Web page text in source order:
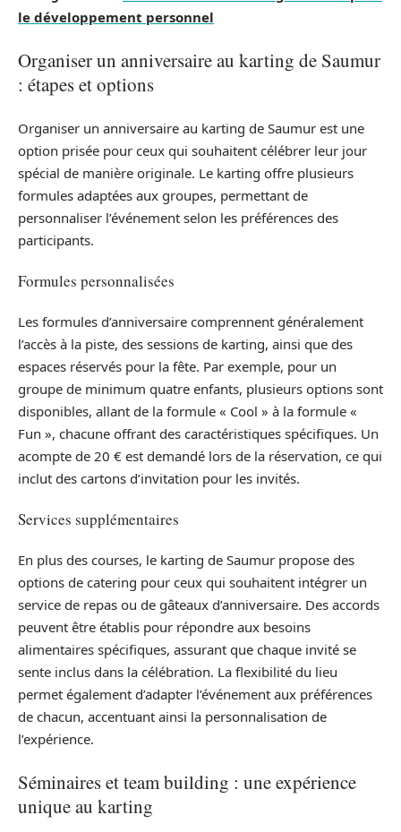
le développement personnel
Organiser un anniversaire au karting de Saumur
: étapes et options
Organiser un anniversaire au karting de Saumur est une
option prisée pour ceux qui souhaitent célébrer leur jour
spécial de manière originale. Le karting offre plusieurs
formules adaptées aux groupes, permettant de
personnaliser l’événement selon les préférences des
participants.
Formules personnalisées
Les formules d’anniversaire comprennent généralement
l’accès à la piste, des sessions de karting, ainsi que des
espaces réservés pour la fête. Par exemple, pour un
groupe de minimum quatre enfants, plusieurs options sont
disponibles, allant de la formule « Cool » à la formule «
Fun », chacune offrant des caractéristiques spécifiques. Un
acompte de 20 € est demandé lors de la réservation, ce qui
inclut des cartons d’invitation pour les invités.
Services supplémentaires
En plus des courses, le karting de Saumur propose des
options de catering pour ceux qui souhaitent intégrer un
service de repas ou de gâteaux d’anniversaire. Des accords
peuvent être établis pour répondre aux besoins
alimentaires spécifiques, assurant que chaque invité se
sente inclus dans la célébration. La flexibilité du lieu
permet également d’adapter l’événement aux préférences
de chacun, accentuant ainsi la personnalisation de
l’expérience.
Séminaires et team building : une expérience
unique au karting